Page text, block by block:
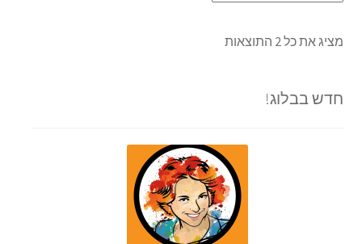
מציג את כל 2 התוצאות
חדש בבלוג!